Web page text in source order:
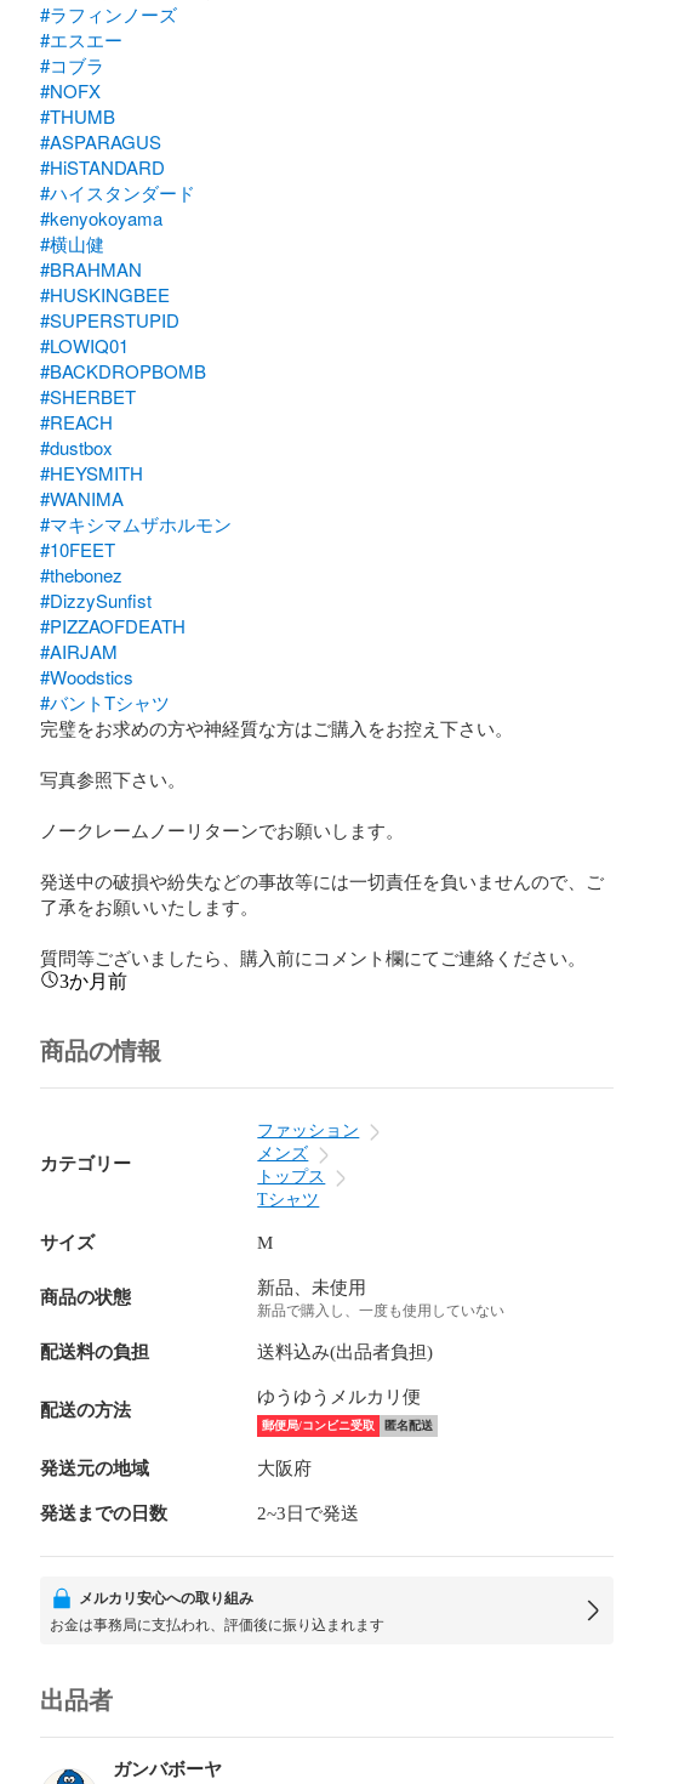
#ラフィンノーズ
#エスエー
#コブラ
#NOFX
#THUMB
#ASPARAGUS
#HiSTANDARD
#ハイスタンダード
#kenyokoyama
#横山健
#BRAHMAN
#HUSKINGBEE
#SUPERSTUPID
#LOWIQ01
#BACKDROPBOMB
#SHERBET
#REACH
#dustbox
#HEYSMITH
#WANIMA
#マキシマムザホルモン
#10FEET
#thebonez
#DizzySunfist
#PIZZAOFDEATH
#AIRJAM
#Woodstics
#バントTシャツ
完璧をお求めの方や神経質な方はご購入をお控え下さい。
写真参照下さい。
ノークレームノーリターンでお願いします。
発送中の破損や紛失などの事故等には一切責任を負いませんので、ご
了承をお願いいたします。
質問等ございましたら、購入前にコメント欄にてご連絡ください。
3か月前
商品の情報
カテゴリー
ファッション
メンズ
トップス
Tシャツ
サイズ M
商品の状態 新品、未使用
新品で購入し、一度も使用していない
配送料の負担 送料込み(出品者負担)
配送の方法
ゆうゆうメルカリ便
郵便局/コンビニ受取 匿名配送
発送元の地域 大阪府
発送までの日数 2~3日で発送
メルカリ安心への取り組み
お金は事務局に支払われ、評価後に振り込まれます
出品者
ガンバボーヤ